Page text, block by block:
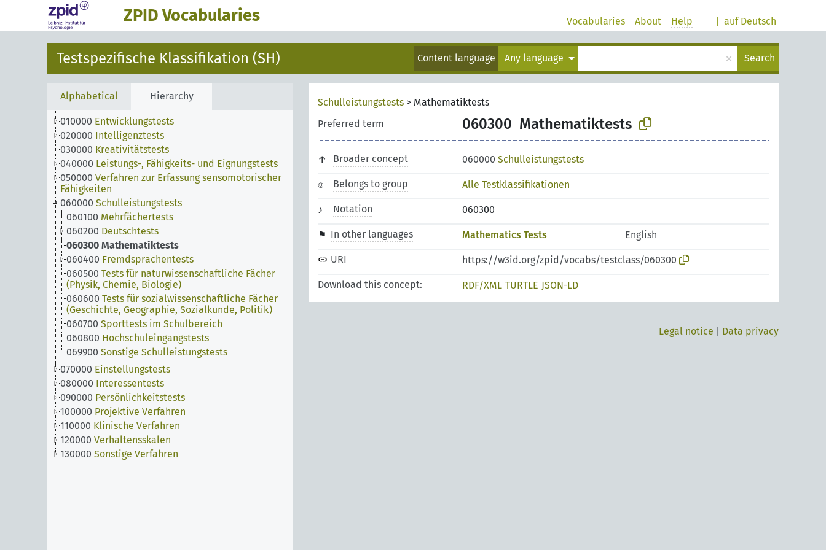
ZPID Vocabularies auf Deutsch
Vocabularies About Help
Testspezifische Klassifikation (SH) Content language Any language × Search
Alphabetical Hierarchy
010000 Entwicklungstests
020000 Intelligenztests
030000 Kreativitätstests
040000 Leistungs-, Fähigkeits- und Eignungstests
050000 Verfahren zur Erfassung sensomotorischer
Fähigkeiten
060000 Schulleistungstests
060100 Mehrfächertests
060200 Deutschtests
060300 Mathematiktests
060400 Fremdsprachentests
060500 Tests für naturwissenschaftliche Fächer
(Physik, Chemie, Biologie)
060600 Tests für sozialwissenschaftliche Fächer
(Geschichte, Geographie, Sozialkunde, Politik)
060700 Sporttests im Schulbereich
060800 Hochschuleingangstests
069900 Sonstige Schulleistungstests
070000 Einstellungstests
080000 Interessentests
090000 Persönlichkeitstests
100000 Projektive Verfahren
110000 Klinische Verfahren
120000 Verhaltensskalen
130000 Sonstige Verfahren
Schulleistungstests > Mathematiktests
Preferred term
060300 Mathematiktests
Broader concept 060000 Schulleistungstests
Belongs to group Alle Testklassifikationen
Notation 060300
In other languages Mathematics Tests English
URI https://w3id.org/zpid/vocabs/testclass/060300
Download this concept: RDF/XML TURTLE JSON-LD
Legal notice Data privacy